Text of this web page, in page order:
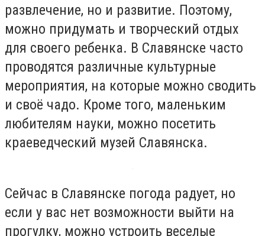
развлечение, но и развитие. Поэтому,
можно придумать и творческий отдых
для своего ребенка. В Славянске часто
проводятся различные культурные
мероприятия, на которые можно сводить
и своё чадо. Кроме того, маленьким
любителям науки, можно посетить
краеведческий музей Славянска.
Сейчас в Славянске погода радует, но
если у вас нет возможности выйти на
прогулку, можно устроить веселые